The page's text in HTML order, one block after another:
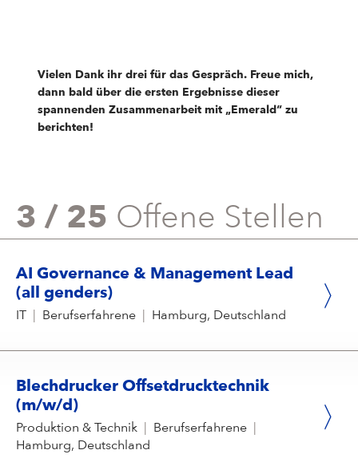
Vielen Dank ihr drei für das Gespräch. Freue mich,
dann bald über die ersten Ergebnisse dieser
spannenden Zusammenarbeit mit „Emerald“ zu
berichten!
3 / 25 Offene Stellen
AI Governance & Management Lead
(all genders)
IT Berufserfahrene Hamburg, Deutschland
Blechdrucker Offsetdrucktechnik
(m/w/d)
Produktion & Technik Berufserfahrene
Hamburg, Deutschland